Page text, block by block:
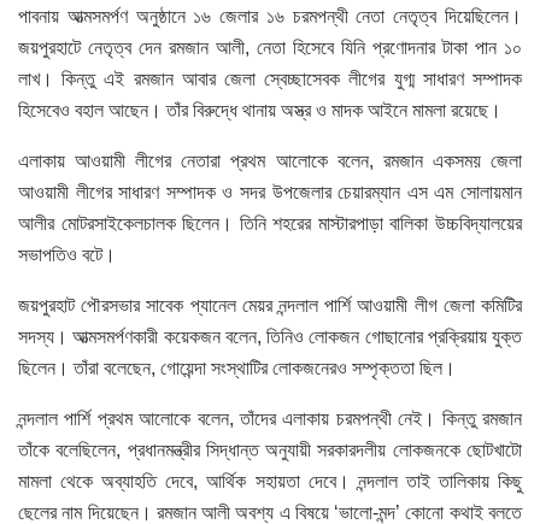
পাবনায় আত্মসমর্পণ অনুষ্ঠানে ১৬ জেলার ১৬ চরমপন্থী নেতা নেতৃত্ব দিয়েছিলেন।
জয়পুরহাটে নেতৃত্ব দেন রমজান আলী, নেতা হিসেবে যিনি প্রণোদনার টাকা পান ১০
লাখ। কিন্তু এই রমজান আবার জেলা স্বেচ্ছাসেবক লীগের যুগ্ম সাধারণ সম্পাদক
হিসেবেও বহাল আছেন। তাঁর বিরুদ্ধে থানায় অস্ত্র ও মাদক আইনে মামলা রয়েছে।
এলাকায় আওয়ামী লীগের নেতারা প্রথম আলোকে বলেন, রমজান একসময় জেলা
আওয়ামী লীগের সাধারণ সম্পাদক ও সদর উপজেলার চেয়ারম্যান এস এম সোলায়মান
আলীর মোটরসাইকেলচালক ছিলেন। তিনি শহরের মাস্টারপাড়া বালিকা উচ্চবিদ্যালয়ের
সভাপতিও বটে।
জয়পুরহাট পৌরসভার সাবেক প্যানেল মেয়র নন্দলাল পার্শি আওয়ামী লীগ জেলা কমিটির
সদস্য। আত্মসমর্পণকারী কয়েকজন বলেন, তিনিও লোকজন গোছানোর প্রক্রিয়ায় যুক্ত
ছিলেন। তাঁরা বলেছেন, গোয়েন্দা সংস্থাটির লোকজনেরও সম্পৃক্ততা ছিল।
নন্দলাল পার্শি প্রথম আলোকে বলেন, তাঁদের এলাকায় চরমপন্থী নেই। কিন্তু রমজান
তাঁকে বলেছিলেন, প্রধানমন্ত্রীর সিদ্ধান্ত অনুযায়ী সরকারদলীয় লোকজনকে ছোটখাটো
মামলা থেকে অব্যাহতি দেবে, আর্থিক সহায়তা দেবে। নন্দলাল তাই তালিকায় কিছু
ছেলের নাম দিয়েছেন। রমজান আলী অবশ্য এ বিষয়ে ‘ভালো-মন্দ’ কোনো কথাই বলতে